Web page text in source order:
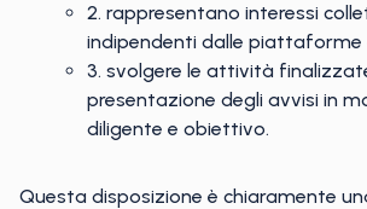
2. rappresentano interessi
indipendenti dalle piattaforme
3. svolgere le attività
presentazione degli avvisi in
diligente e obiettivo.
Questa disposizione è chiaramente